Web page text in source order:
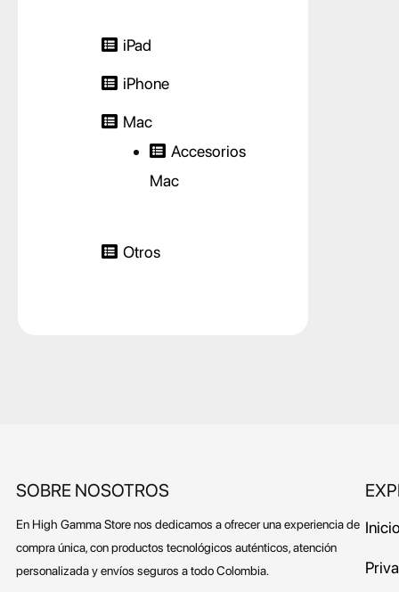
iPad
iPhone
Mac
Accesorios
Mac
Otros
SOBRE NOSOTROS
En High Gamma Store nos dedicamos a ofrecer una experiencia de
compra única, con productos tecnológicos auténticos, atención
personalizada y envíos seguros a todo Colombia.
Inicio